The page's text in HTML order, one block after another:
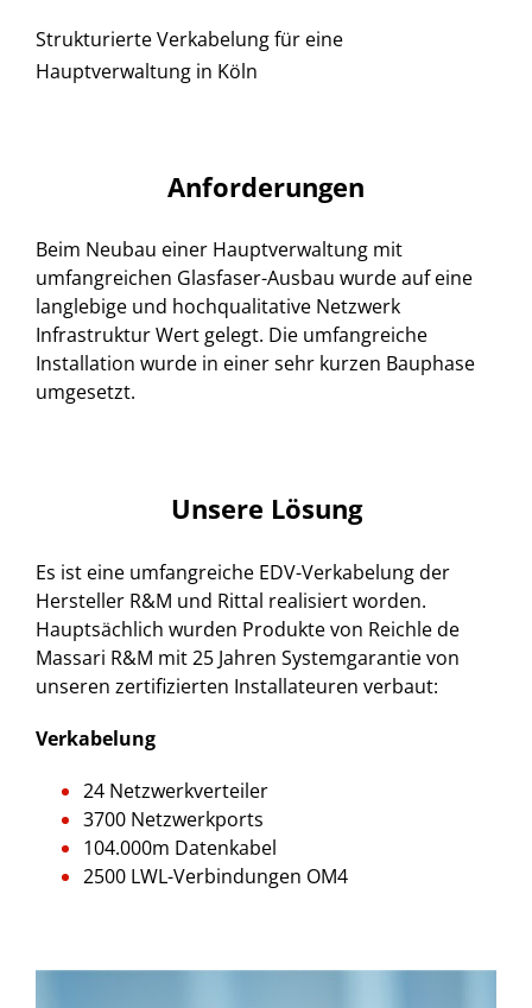
Strukturierte Verkabelung für eine
Hauptverwaltung in Köln
Anforderungen
Beim Neubau einer Hauptverwaltung mit
umfangreichen Glasfaser-Ausbau wurde auf eine
langlebige und hochqualitative Netzwerk
Infrastruktur Wert gelegt. Die umfangreiche
Installation wurde in einer sehr kurzen Bauphase
umgesetzt.
Unsere Lösung
Es ist eine umfangreiche EDV-Verkabelung der
Hersteller R&M und Rittal realisiert worden.
Hauptsächlich wurden Produkte von Reichle de
Massari R&M mit 25 Jahren Systemgarantie von
unseren zertifizierten Installateuren verbaut:
Verkabelung
24 Netzwerkverteiler
3700 Netzwerkports
104.000m Datenkabel
2500 LWL-Verbindungen OM4